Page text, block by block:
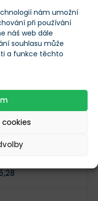
nám umožní
při používání
náš web dále
souhlasu může
a funkce těchto
069 712 508€
719 612 508€